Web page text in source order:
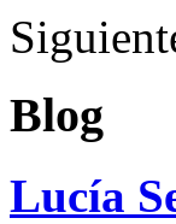
Blog
Lucía